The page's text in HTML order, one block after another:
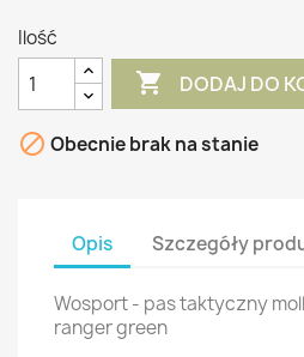
Ilość
 DODAJ DO
 Obecnie brak na stanie
Opis Szczegóły
Wosport - pas taktyczny
ranger green